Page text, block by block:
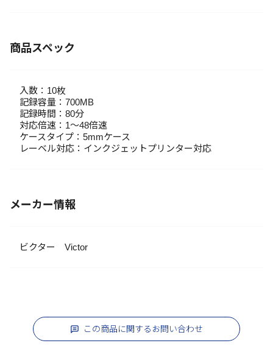
商品スペック
入数：10枚
記録容量：700MB
記録時間：80分
対応倍速：1～48倍速
ケースタイプ：5mmケース
レーベル対応：インクジェットプリンター対応
メーカー情報
ビクター Victor
この商品に関するお問い合わせ